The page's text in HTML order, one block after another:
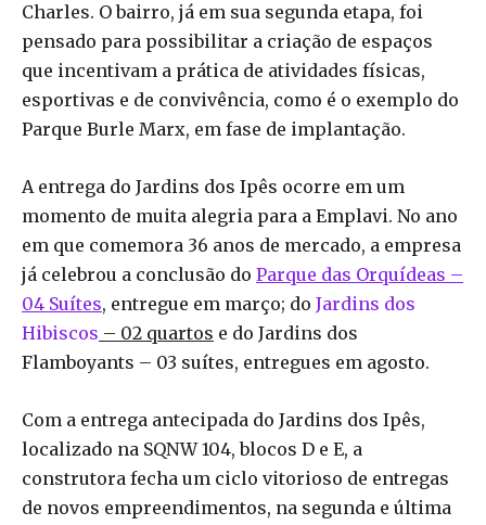
Charles. O bairro, já em sua segunda etapa, foi
pensado para possibilitar a criação de espaços
que incentivam a prática de atividades físicas,
esportivas e de convivência, como é o exemplo do
Parque Burle Marx, em fase de implantação.
A entrega do Jardins dos Ipês ocorre em um
momento de muita alegria para a Emplavi. No ano
em que comemora 36 anos de mercado, a empresa
já celebrou a conclusão do Parque das Orquídeas –
04 Suítes, entregue em março; do Jardins dos
Hibiscos – 02 quartos e do Jardins dos
Flamboyants – 03 suítes, entregues em agosto.
Com a entrega antecipada do Jardins dos Ipês,
localizado na SQNW 104, blocos D e E, a
construtora fecha um ciclo vitorioso de entregas
de novos empreendimentos, na segunda e última